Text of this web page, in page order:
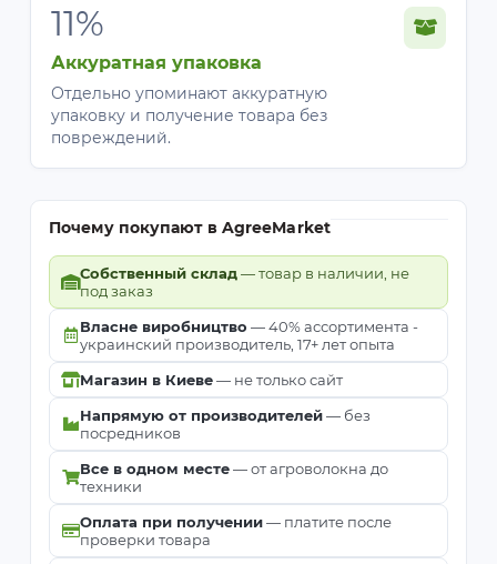
11%
Аккуратная упаковка
Отдельно упоминают аккуратную
упаковку и получение товара без
повреждений.
Почему покупают в AgreeMarket
Собственный склад— товар в наличии, не
под заказ
Власне виробництво — 40% ассортимента -
украинский производитель, 17+ лет опыта
Магазин в Киеве— не только сайт
Напрямую от производителей— без
посредников
Все в одном месте— от агроволокна до
техники
Оплата при получении— платите после
проверки товара